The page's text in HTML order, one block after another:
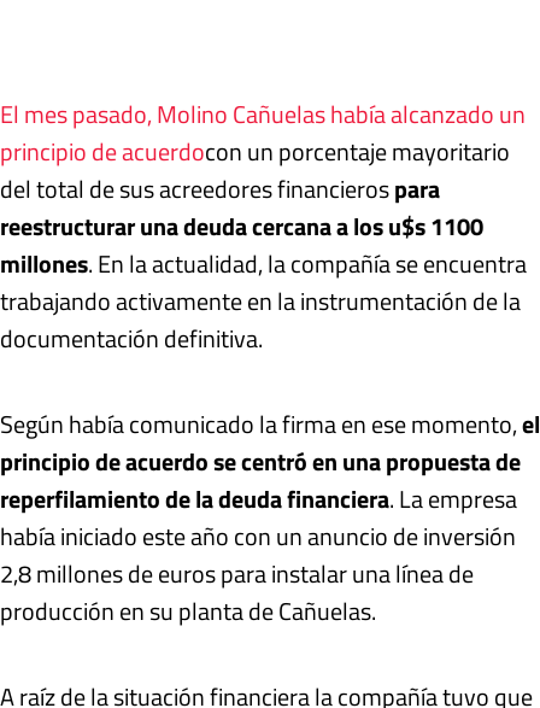
El mes pasado, Molino Cañuelas había alcanzado un
principio de acuerdocon un porcentaje mayoritario
del total de sus acreedores financierospara
reestructurar una deuda cercana a los u$s 1100
millones. En la actualidad, la compañía se encuentra
trabajando activamente en la instrumentación de la
documentación definitiva.
Según había comunicado la firma en ese momento,el
principio de acuerdo se centró en una propuesta de
reperfilamiento de la deuda financiera. La empresa
había iniciado este año con un anuncio de inversión
2,8 millones de euros para instalar una línea de
producción en su planta de Cañuelas.
A raíz de la situación financiera la compañía tuvo que